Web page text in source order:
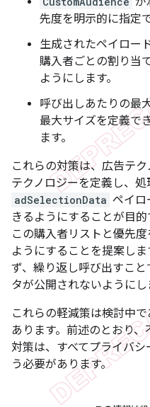
先度を明示的に指定
生成されたペイロー
購入者ごとの割り当
ようにします。
呼び出しあたりの最
最大サイズを定義で
ます。
これらの対策は、広告テ
テクノロジーを定義し、
adSelectionData ペイロ
きるようにすることが目
この購入者リストと優先
ようにすることを提案し
ず、繰り返し呼び出すこ
タが公開されないようにし
これらの軽減策は検討中
あります。前述のとおり
対策は、すべてプライバ
う必要があります。